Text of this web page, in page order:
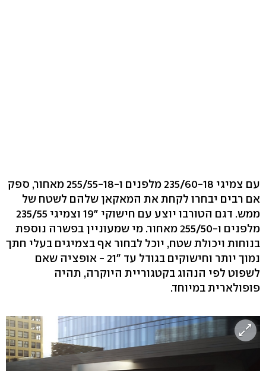
עם צמיגי 235/60-18 מלפנים ו-255/55-18 מאחור, ספק
אם רבים יבחרו לקחת את המאקאן שלהם לשטח של
ממש. דגם הטורבו יוצע עם חישוקי "19 וצמיגי 235/55
מלפנים ו-255/50 מאחור. מי שמעוניין בפשרה נוספת
בנוחות ויכולת שטח, יוכל לבחור אף בצמיגים בעלי חתך
נמוך יותר וחישוקים בגודל עד "21 - אופציה שאם
לשפוט לפי הנהוג בקטגוריית היוקרה, תהיה
פופולארית במיוחד.